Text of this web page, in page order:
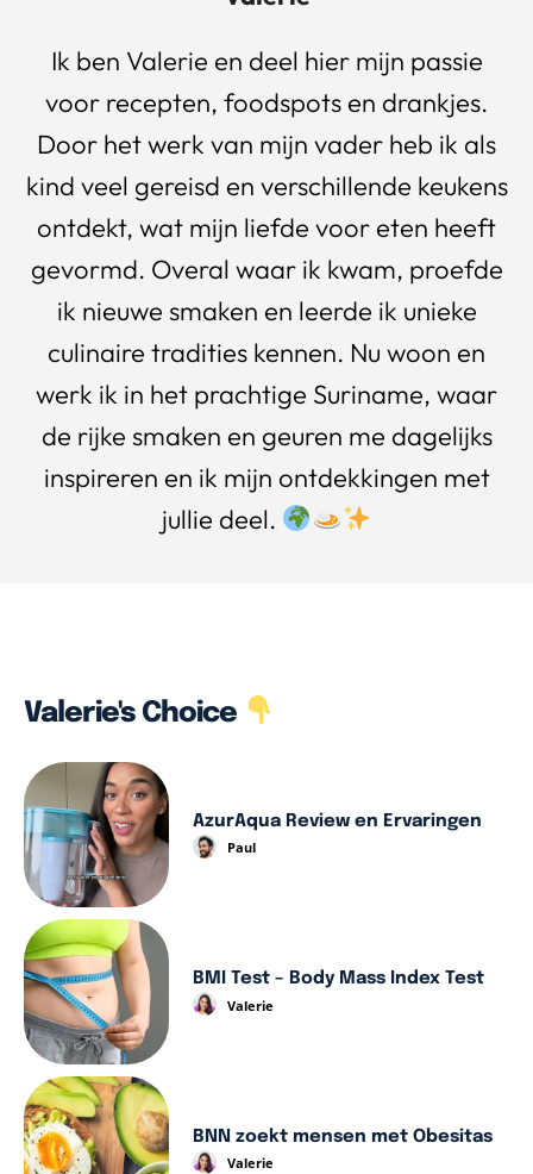
Ik ben Valerie en deel hier mijn passie
voor recepten, foodspots en drankjes.
Door het werk van mijn vader heb ik als
kind veel gereisd en verschillende keukens
ontdekt, wat mijn liefde voor eten heeft
gevormd. Overal waar ik kwam, proefde
ik nieuwe smaken en leerde ik unieke
culinaire tradities kennen. Nu woon en
werk ik in het prachtige Suriname, waar
de rijke smaken en geuren me dagelijks
inspireren en ik mijn ontdekkingen met
jullie deel.
Valerie's Choice
AzurAqua Review en Ervaringen
Paul
BMI Test – Body Mass Index Test
Valerie
BNN zoekt mensen met Obesitas
Valerie